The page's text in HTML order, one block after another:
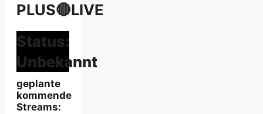
PLUS🔴LIVE
Status:
Unbekannt
geplante
kommende
Streams: